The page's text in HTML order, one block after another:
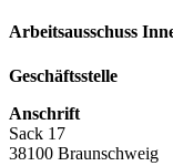
Arbeitsausschuss
Geschäftsstelle
Anschrift
Sack 17
38100 Braunschweig